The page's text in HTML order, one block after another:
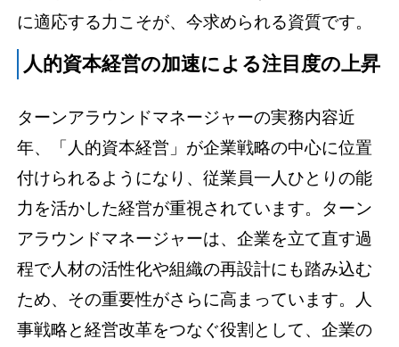
に適応する力こそが、今求められる資質です。
人的資本経営の加速による注目度の上昇
ターンアラウンドマネージャーの実務内容近
年、「人的資本経営」が企業戦略の中心に位置
付けられるようになり、従業員一人ひとりの能
力を活かした経営が重視されています。ターン
アラウンドマネージャーは、企業を立て直す過
程で人材の活性化や組織の再設計にも踏み込む
ため、その重要性がさらに高まっています。人
事戦略と経営改革をつなぐ役割として、企業の